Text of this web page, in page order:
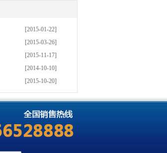
[2015-01-22]
[2015-03-26]
[2015-11-17]
[2014-10-10]
[2015-10-20]